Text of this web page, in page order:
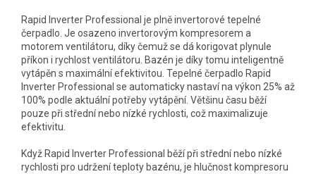
Rapid Inverter Professional je plně invertorové tepelné
čerpadlo. Je osazeno invertorovým kompresorem a
motorem ventilátoru, díky čemuž se dá korigovat plynule
příkon i rychlost ventilátoru. Bazén je díky tomu inteligentně
vytápěn s maximální efektivitou. Tepelné čerpadlo Rapid
Inverter Professional se automaticky nastaví na výkon 25% až
100% podle aktuální potřeby vytápění. Většinu času běží
pouze při střední nebo nízké rychlosti, což maximalizuje
efektivitu.
Když Rapid Inverter Professional běží při střední nebo nízké
rychlosti pro udržení teploty bazénu, je hlučnost kompresoru